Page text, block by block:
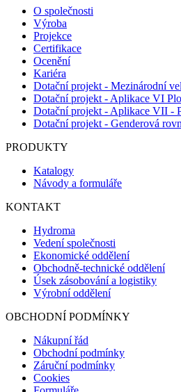
O společnosti
Výroba
Projekce
Certifikace
Ocenění
Kariéra
Dotační projekt - Mezinárodní
Dotační projekt - Aplikace VI
Dotační projekt - Aplikace VII -
Dotační projekt - Genderová
PRODUKTY
Katalogy
Návody a formuláře
KONTAKT
Hydroma
Vedení společnosti
Ekonomické oddělení
Obchodně-technické oddělení
Úsek zásobování a logistiky
Výrobní oddělení
OBCHODNÍ PODMÍNKY
Nákupní řád
Obchodní podmínky
Záruční podmínky
Cookies